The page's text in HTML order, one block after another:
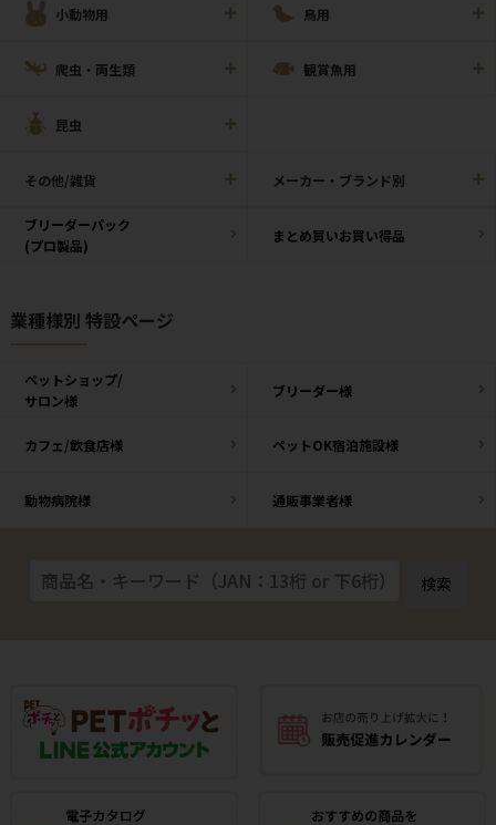
小動物用 鳥用
爬虫・両生類 観賞魚用
昆虫
その他/雑貨 メーカー・ブランド別
ブリーダーパック
(プロ製品)
まとめ買いお買い得品
業種様別 特設ページ
ペットショップ/
サロン様
ブリーダー様
カフェ/飲食店様 ペットOK宿泊施設様
動物病院様 通販事業者様
検索